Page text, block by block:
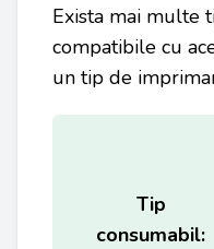
Exista mai multe
compatibile cu
un tip de
Tip
consumabil: